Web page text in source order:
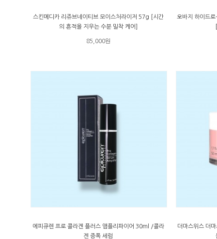
스킨메디카 리쥬브네이티브 모이스처라이저 57g [시간
의 흔적을 지우는 수분 밀착 케어]
85,000원
오바지 하이드
에피큐렌 프로 콜라겐 플러스 앰플리파이어 30ml /콜라
겐 증폭 세럼
더마스위스 더